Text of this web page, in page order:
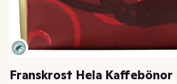
Franskrost Hela